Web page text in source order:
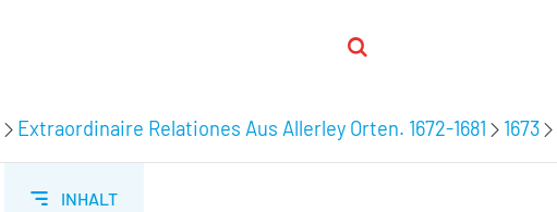
Extraordinaire Relationes Aus Allerley Orten. 1672-1681 1673
INHALT